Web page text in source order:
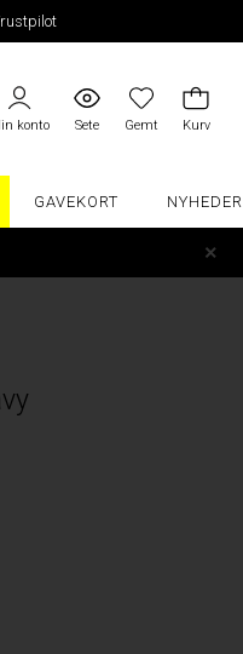
konto Sete Gemt Kurv
GAVEKORT NYHEDER